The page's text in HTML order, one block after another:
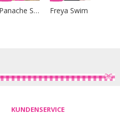
Panache Sport Freya Swim
KUNDENSERVICE